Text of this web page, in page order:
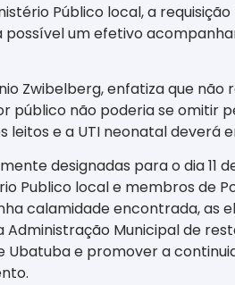
Público local, a
um efetivo
Zwibelberg, enfatiza que
público não poderia se omitir
e a UTI neonatal deverá
designadas para o dia 11
Publico local e membros de
calamidade encontrada,
Municipal de
e promover a